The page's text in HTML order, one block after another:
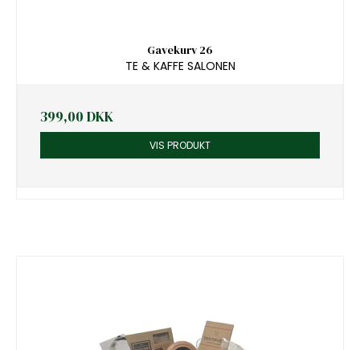
Gavekurv 26
TE & KAFFE SALONEN
399,00 DKK
VIS PRODUKT